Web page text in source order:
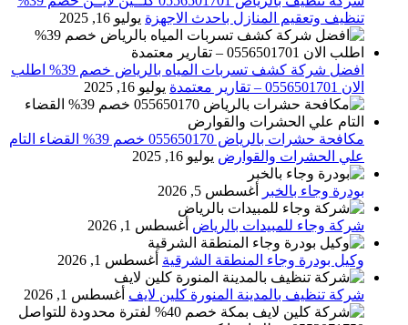
تنظيف وتعقيم المنازل باحدث الاجهزة يوليو 16, 2025
افضل شركة كشف تسربات المياه بالرياض خصم 39% اطلب
الان 0556501701‬‏ – تقارير معتمدة
يوليو 16, 2025
مكافحة حشرات بالرياض 055650170 خصم 39% القضاء التام
علي الحشرات والقوارض يوليو 16, 2025
بودرة وجاء بالخبر أغسطس 5, 2026
شركة وجاء للمبيدات بالرياض أغسطس 1, 2026
وكيل بودرة وجاء المنطقة الشرقية أغسطس 1, 2026
شركة تنظيف بالمدينة المنورة كلين لايف أغسطس 1, 2026